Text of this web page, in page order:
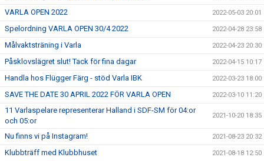
VARLA OPEN 2022 2022-05-03 20:01
Spelordning VARLA OPEN 30/4 2022 2022-04-28 23:58
Målvaktsträning i Varla 2022-04-23 20:30
Påsklovslägret slut! Tack för fina dagar 2022-04-15 10:17
Handla hos Flügger Färg - stöd Varla IBK 2022-03-23 18:00
SAVE THE DATE 30 APRIL 2022 FÖR VARLA OPEN 2022-03-10 11:20
11 Varlaspelare representerar Halland i SDF-SM för 04:or
och 05:or
2021-10-20 18:35
Nu finns vi på Instagram! 2021-08-23 20:32
Klubbträff med Klubbhuset 2021-08-18 12:50